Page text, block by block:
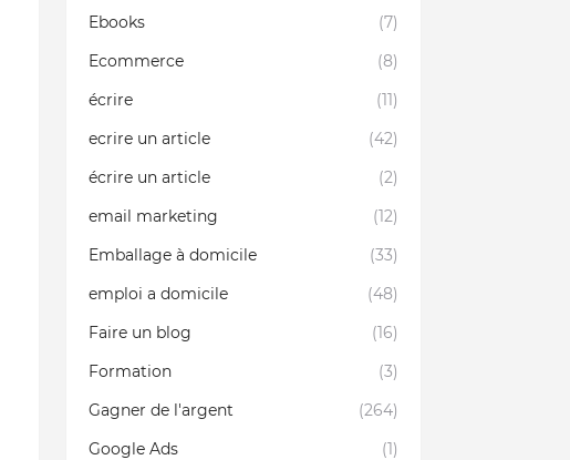
Ebooks
(7)
Ecommerce
(8)
écrire
(11)
ecrire un article
(42)
écrire un article
(2)
email marketing
(12)
Emballage à domicile
(33)
emploi a domicile
(48)
Faire un blog
(16)
Formation
(3)
Gagner de l'argent
(264)
Google Ads
(1)